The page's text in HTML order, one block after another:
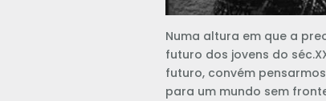
Numa altura em que a
futuro dos jovens do
futuro, convém
para um mundo sem